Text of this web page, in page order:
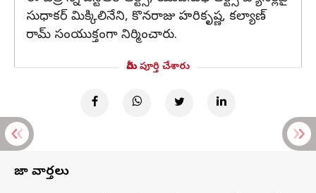
సుధాకర్ మిక్కిలినేని, కొనరాజు హరికృష్ణ, కల్యాణ్
రామ్ సంయుక్తంగా నిర్మించారు.
మీరు పూర్తి చేశారు
తాజా వార్తలు